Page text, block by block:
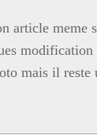
article meme
modification
mais il reste